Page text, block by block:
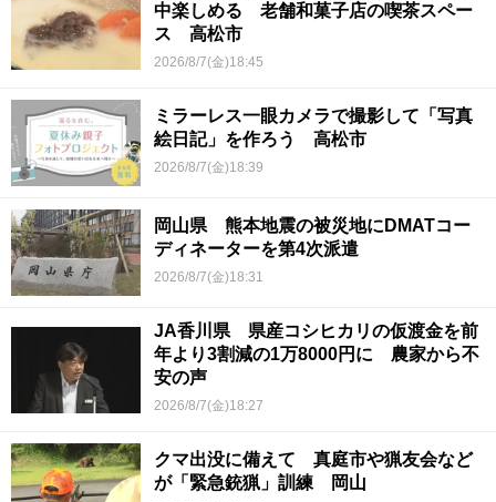
中楽しめる 老舗和菓子店の喫茶スペー
ス 高松市
2026/8/7(金)18:45
ミラーレス一眼カメラで撮影して「写真
絵日記」を作ろう 高松市
2026/8/7(金)18:39
岡山県 熊本地震の被災地にDMATコー
ディネーターを第4次派遣
2026/8/7(金)18:31
JA香川県 県産コシヒカリの仮渡金を前
年より3割減の1万8000円に 農家から不
安の声
2026/8/7(金)18:27
クマ出没に備えて 真庭市や猟友会など
が「緊急銃猟」訓練 岡山